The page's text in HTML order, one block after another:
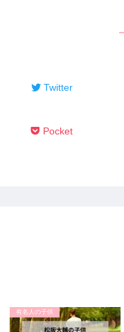
Twitter
Pocket
有名人の子供